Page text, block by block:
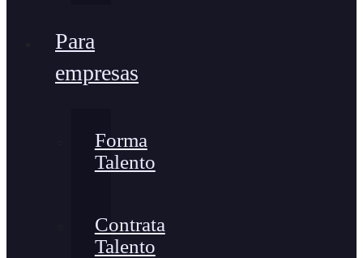
Para
empresas
Forma
Talento
Contrata
Talento